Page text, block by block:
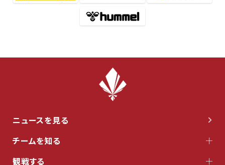
ニュースを見る
チームを知る
観戦する